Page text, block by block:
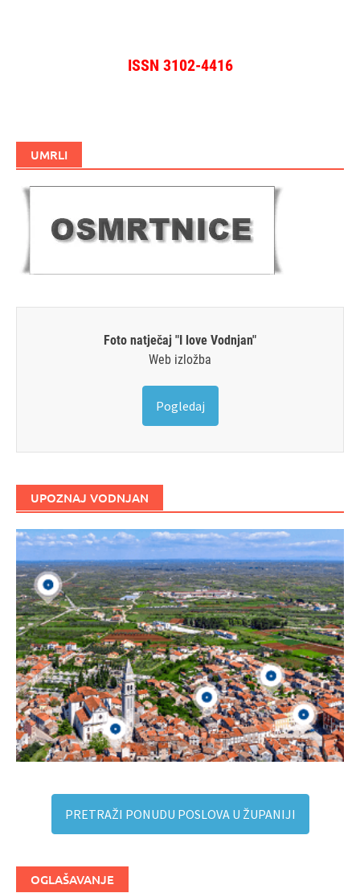
ISSN 3102-4416
UMRLI
Foto natječaj "I love Vodnjan"
Web izložba
Pogledaj
UPOZNAJ VODNJAN
PRETRAŽI PONUDU POSLOVA U ŽUPANIJI
OGLAŠAVANJE